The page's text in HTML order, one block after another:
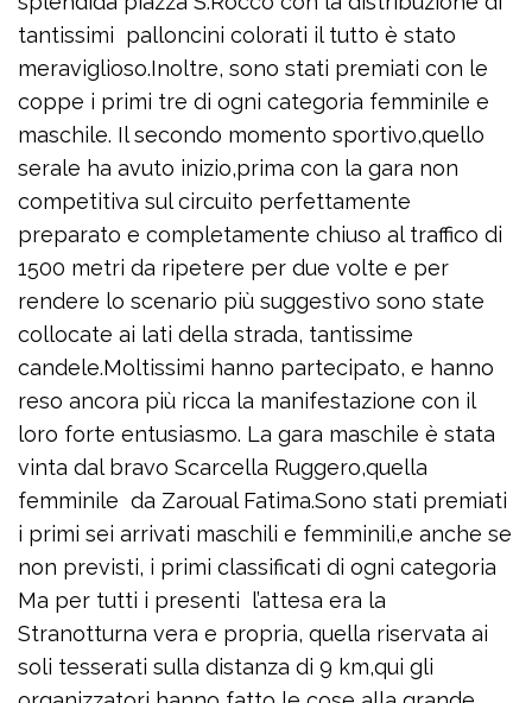
tantissimi palloncini colorati il tutto è stato
meraviglioso.Inoltre, sono stati premiati con le
coppe i primi tre di ogni categoria femminile e
maschile. Il secondo momento sportivo,quello
serale ha avuto inizio,prima con la gara non
competitiva sul circuito perfettamente
preparato e completamente chiuso al traffico di
1500 metri da ripetere per due volte e per
rendere lo scenario più suggestivo sono state
collocate ai lati della strada, tantissime
candele.Moltissimi hanno partecipato, e hanno
reso ancora più ricca la manifestazione con il
loro forte entusiasmo. La gara maschile è stata
vinta dal bravo Scarcella Ruggero,quella
femminile da Zaroual Fatima.Sono stati premiati
i primi sei arrivati maschili e femminili,e anche se
non previsti, i primi classificati di ogni categoria
Ma per tutti i presenti l’attesa era la
Stranotturna vera e propria, quella riservata ai
soli tesserati sulla distanza di 9 km,qui gli